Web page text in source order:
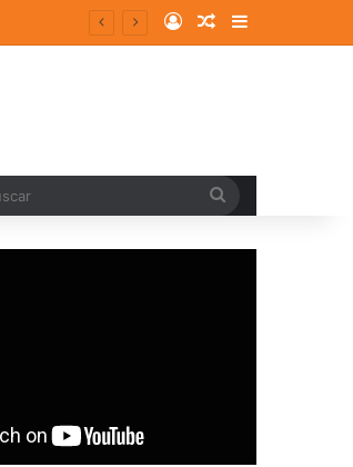
Log InRandom Article
Sidebar